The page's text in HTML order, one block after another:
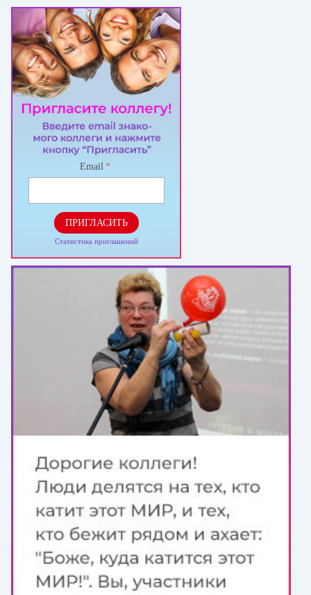
Email *
ПРИГЛАСИТЬ
Статистика приглашений